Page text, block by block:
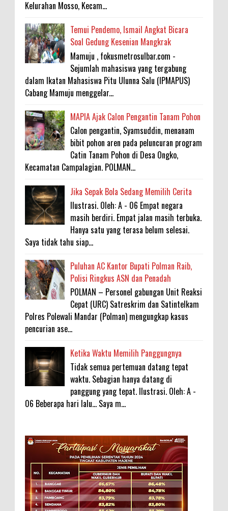
Kelurahan Mosso, Kecam...
Temui Pendemo, Ismail Angkat Bicara
Soal Gedung Kesenian Mangkrak
Mamuju , fokusmetrosulbar.com -
Sejumlah mahasiswa yang tergabung
dalam Ikatan Mahasiswa Pitu Ulunna Salu (IPMAPUS)
Cabang Mamuju menggelar...
MAPIA Ajak Calon Pengantin Tanam Pohon
Calon pengantin, Syamsuddin, menanam
bibit pohon aren pada peluncuran program
Catin Tanam Pohon di Desa Ongko,
Kecamatan Campalagian. POLMAN...
Jika Sepak Bola Sedang Memilih Cerita
Ilustrasi. Oleh: A - 06 Empat negara
masih berdiri. Empat jalan masih terbuka.
Hanya satu yang terasa belum selesai.
Saya tidak tahu siap...
Puluhan AC Kantor Bupati Polman Raib,
Polisi Ringkus ASN dan Penadah
POLMAN – Personel gabungan Unit Reaksi
Cepat (URC) Satreskrim dan Satintelkam
Polres Polewali Mandar (Polman) mengungkap kasus
pencurian ase...
Ketika Waktu Memilih Panggungnya
Tidak semua pertemuan datang tepat
waktu. Sebagian hanya datang di
panggung yang tepat. Ilustrasi. Oleh: A -
06 Beberapa hari lalu... Saya m...